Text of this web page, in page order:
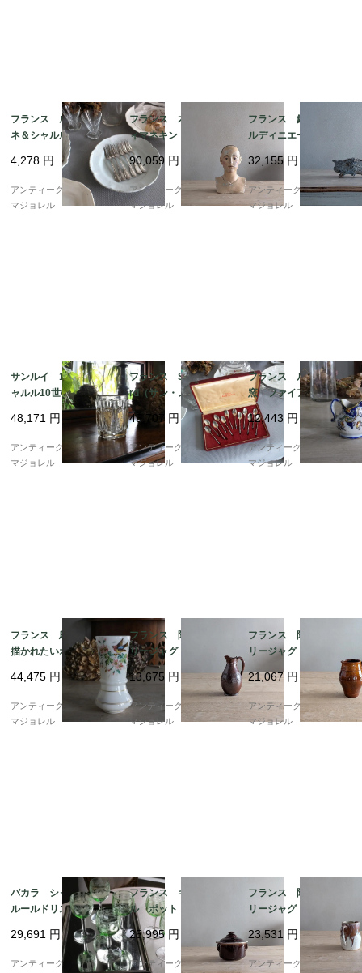
フランス ルイラヴィ
ネ＆シャルルダンフェ
ール社製 シルバープ
レーテッドフォーク 7
4,278 円
アンティークギャラリー
マジョレル
フランス 木製のレデ
ィマネキン 7568
90,059 円
アンティークギャラリー
マジョレル
フランス 鋳物のジャ
ルディニエール 7110
32,155 円
アンティークギャラリー
マジョレル
サンルイ 19世紀 シ
ャルル10世様式 金彩
タンブラーグラス 74
23
48,171 円
アンティークギャラリー
マジョレル
フランス Saint Meda
rd（サン・メダ?ル）シ
ルバープレーテッドス
プーン12本セット 73
67
45,707 円
アンティークギャラリー
マジョレル
フランス ルーアン
窯 ファイアンス焼
き スモールジャグ 7
508
12,443 円
アンティークギャラリー
マジョレル
フランス 鳥の絵が得
描かれたいオパリンガ
ラスのフラワーベー
ス 7448
44,475 円
アンティークギャラリー
マジョレル
フランス 陶器 ポタ
リージャグ 7268
13,675 円
アンティークギャラリー
マジョレル
フランス 陶器 ポタ
リージャグ 7193
21,067 円
アンティークギャラリー
マジョレル
バカラ シャブリ フ
ルールドリス グリー
ンのグラス（ウランガ
ラス） 12cm 6682
29,691 円
アンティークギャラリー
フランス キュノワー
ル ポット 7107
25,995 円
アンティークギャラリー
フランス 陶器 ポタ
リージャグ 7121
23,531 円
アンティークギャラリー